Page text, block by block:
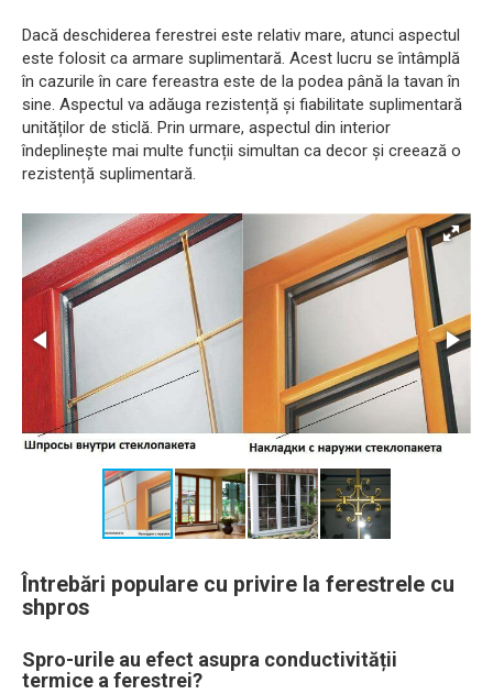
Dacă deschiderea ferestrei este relativ mare, atunci aspectul
este folosit ca armare suplimentară. Acest lucru se întâmplă
în cazurile în care fereastra este de la podea până la tavan în
sine. Aspectul va adăuga rezistență și fiabilitate suplimentară
unităților de sticlă. Prin urmare, aspectul din interior
îndeplinește mai multe funcții simultan ca decor și creează o
rezistență suplimentară.
Întrebări populare cu privire la ferestrele cu
shpros
Spro-urile au efect asupra conductivității
termice a ferestrei?